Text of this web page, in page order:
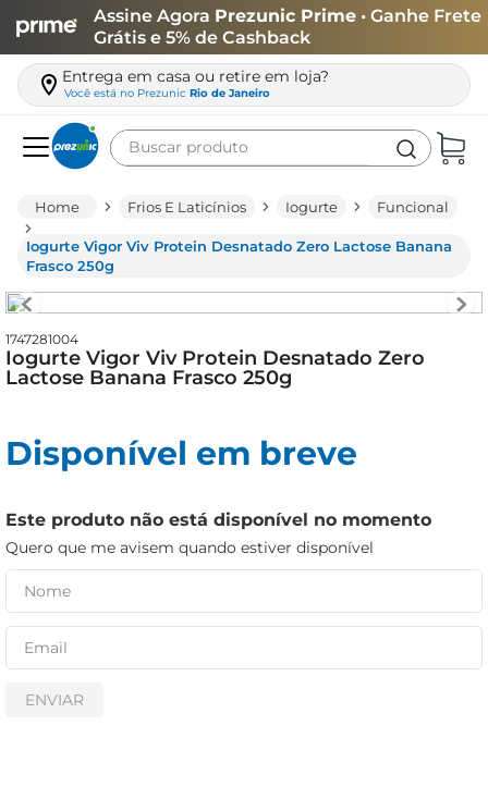
Assine Agora Prezunic Prime • Ganhe Frete
Grátis e 5% de Cashback
Entrega em casa ou retire em loja?
Você está no Prezunic Rio de Janeiro
Buscar produto
Frios E Laticínios Iogurte Funcional
Iogurte Vigor Viv Protein Desnatado Zero Lactose Banana
Frasco 250g
1747281004
Iogurte Vigor Viv Protein Desnatado Zero
Lactose Banana Frasco 250g
Disponível em breve
Este produto não está disponível no momento
Quero que me avisem quando estiver disponível
ENVIAR
leite
café
queijo
biscoito
arroz
papel higiênico
cerveja